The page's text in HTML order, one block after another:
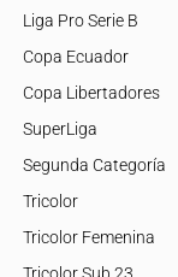
Liga Pro Serie B
Copa Ecuador
Copa Libertadores
SuperLiga
Segunda Categoría
Tricolor
Tricolor Femenina
Tricolor Sub 23